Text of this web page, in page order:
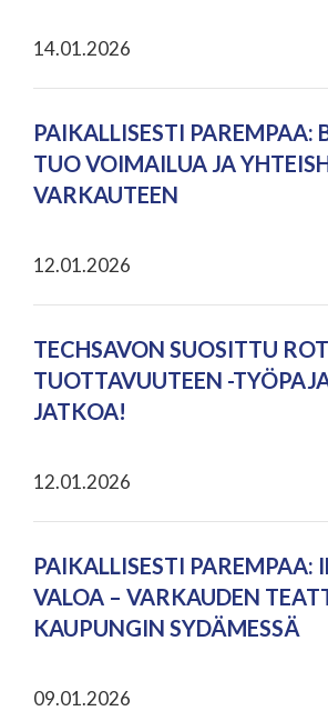
14.01.2026
PAIKALLISESTI PAREMPAA:
TUO VOIMAILUA JA
VARKAUTEEN
12.01.2026
TECHSAVON SUOSITTU
TUOTTAVUUTEEN -
JATKOA!
12.01.2026
PAIKALLISESTI PAREMPAA:
VALOA – VARKAUDEN
KAUPUNGIN SYDÄMESSÄ
09.01.2026